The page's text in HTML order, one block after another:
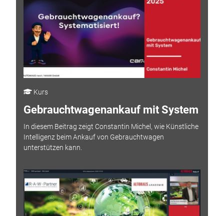
Kurs
Gebrauchtwagenankauf mit System
In diesem Beitrag zeigt Constantin Michel, wie Künstliche
Intelligenz beim Ankauf von Gebrauchtwagen
unterstützen kann.